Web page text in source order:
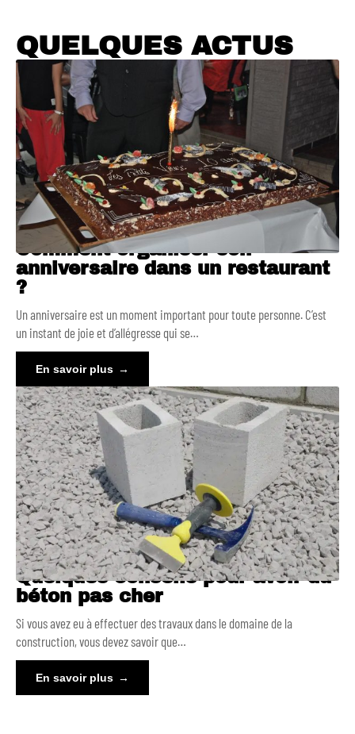
QUELQUES ACTUS
Comment organiser son
anniversaire dans un restaurant
?
Un anniversaire est un moment important pour toute personne. C’est
un instant de joie et d’allégresse qui se…
En savoir plus
Quelques conseils pour avoir du
béton pas cher
Si vous avez eu à effectuer des travaux dans le domaine de la
construction, vous devez savoir que…
En savoir plus